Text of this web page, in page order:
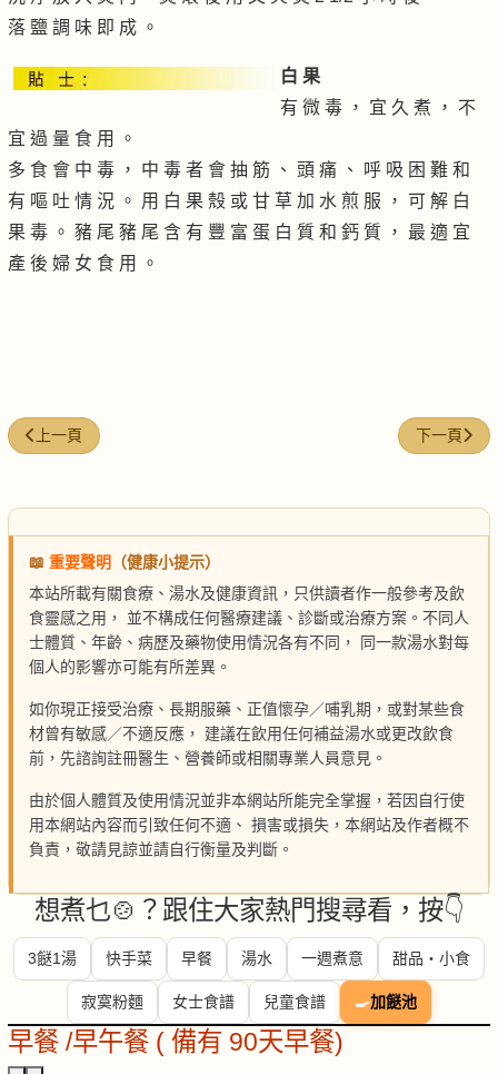
落 鹽 調 味 即 成 。
白 果
有 微 毒 ， 宜 久 煮 ， 不
宜 過 量 食 用 。
多 食 會 中 毒 ， 中 毒 者 會 抽 筋 、 頭 痛 、 呼 吸 困 難 和
有 嘔 吐 情 況 。 用 白 果 殼 或 甘 草 加 水 煎 服 ， 可 解 白
果 毒 。 豬 尾 豬 尾 含 有 豐 富 蛋 白 質 和 鈣 質 ， 最 適 宜
產 後 婦 女 食 用 。
上一篇文章: 無花果花生煲豬腳
上一頁 下一篇文章
下一頁
📖 重要聲明
（健康小提示）
本站所載有關食療、湯水及健康資訊，只供讀者作一般參考及飲
食靈感之用， 並不構成任何醫療建議、診斷或治療方案。不同人
士體質、年齡、病歷及藥物使用情況各有不同， 同一款湯水對每
個人的影響亦可能有所差異。
如你現正接受治療、長期服藥、正值懷孕／哺乳期，或對某些食
材曾有敏感／不適反應， 建議在飲用任何補益湯水或更改飲食
前，先諮詢註冊醫生、營養師或相關專業人員意見。
由於個人體質及使用情況並非本網站所能完全掌握，若因自行使
用本網站內容而引致任何不適、 損害或損失，本網站及作者概不
負責，敬請見諒並請自行衡量及判斷。
想煮乜🍲？跟住大家熱門搜尋看，按👇
3餸1湯 快手菜 早餐 湯水 一週煮意 甜品・小食
寂寞粉麵 女士食譜 兒童食譜 🍳加餸池
早餐 /早午餐 ( 備有 90天早餐)